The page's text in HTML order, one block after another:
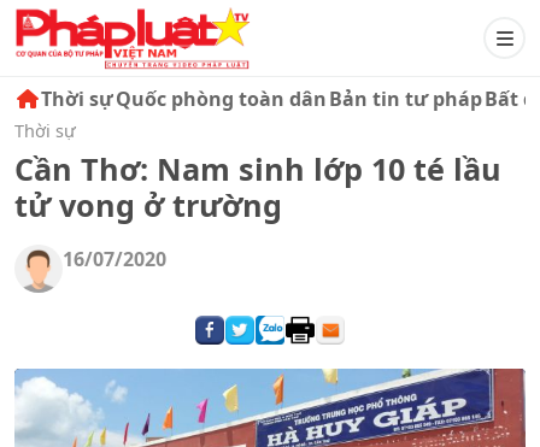
Thời sựQuốc phòng toàn dânBản tin tư phápBất
Thời sự
Cần Thơ: Nam sinh lớp 10 té lầu
tử vong ở trường
16/07/2020